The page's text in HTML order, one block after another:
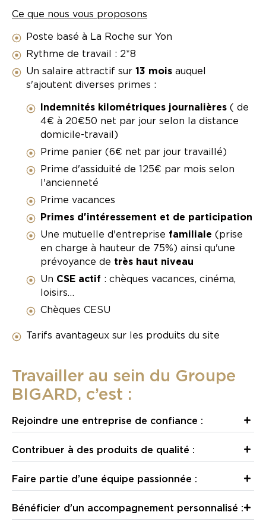
Ce que nous vous proposons
Poste basé à La Roche sur Yon
Rythme de travail : 2*8
Un salaire attractif sur 13 mois auquel
s'ajoutent diverses primes :
Indemnités kilométriques journalières ( de
4€ à 20€50 net par jour selon la distance
domicile-travail)
Prime panier (6€ net par jour travaillé)
Prime d'assiduité de 125€ par mois selon
l'ancienneté
Prime vacances
Primes d'intéressement et de participation
Une mutuelle d'entreprise familiale (prise
en charge à hauteur de 75%) ainsi qu'une
prévoyance de très haut niveau
Un CSE actif : chèques vacances, cinéma,
loisirs…
Chèques CESU
Tarifs avantageux sur les produits du site
Travailler au sein du Groupe
BIGARD, c’est :
Rejoindre une entreprise de confiance :
Contribuer à des produits de qualité :
Faire partie d’une équipe passionnée :
Bénéficier d’un accompagnement personnalisé :